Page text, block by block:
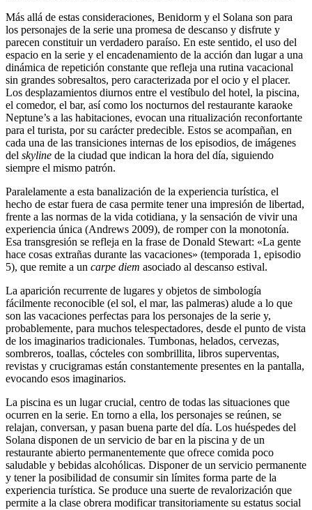
Más allá de estas consideraciones, Benidorm y el Solana son para
los personajes de la serie una promesa de descanso y disfrute y
parecen constituir un verdadero paraíso. En este sentido, el uso del
espacio en la serie y el encadenamiento de la acción dan lugar a una
dinámica de repetición constante que refleja una rutina vacacional
sin grandes sobresaltos, pero caracterizada por el ocio y el placer.
Los desplazamientos diurnos entre el vestíbulo del hotel, la piscina,
el comedor, el bar, así como los nocturnos del restaurante karaoke
Neptune’s a las habitaciones, evocan una ritualización reconfortante
para el turista, por su carácter predecible. Estos se acompañan, en
cada una de las transiciones internas de los episodios, de imágenes
del skyline de la ciudad que indican la hora del día, siguiendo
siempre el mismo patrón.
Paralelamente a esta banalización de la experiencia turística, el
hecho de estar fuera de casa permite tener una impresión de libertad,
frente a las normas de la vida cotidiana, y la sensación de vivir una
experiencia única (Andrews 2009), de romper con la monotonía.
Esa transgresión se refleja en la frase de Donald Stewart: «La gente
hace cosas extrañas durante las vacaciones» (temporada 1, episodio
5), que remite a un carpe diem asociado al descanso estival.
La aparición recurrente de lugares y objetos de simbología
fácilmente reconocible (el sol, el mar, las palmeras) alude a lo que
son las vacaciones perfectas para los personajes de la serie y,
probablemente, para muchos telespectadores, desde el punto de vista
de los imaginarios tradicionales. Tumbonas, helados, cervezas,
sombreros, toallas, cócteles con sombrillita, libros superventas,
revistas y crucigramas están constantemente presentes en la pantalla,
evocando esos imaginarios.
La piscina es un lugar crucial, centro de todas las situaciones que
ocurren en la serie. En torno a ella, los personajes se reúnen, se
relajan, conversan, y pasan buena parte del día. Los huéspedes del
Solana disponen de un servicio de bar en la piscina y de un
restaurante abierto permanentemente que ofrece comida poco
saludable y bebidas alcohólicas. Disponer de un servicio permanente
y tener la posibilidad de consumir sin límites forma parte de la
experiencia turística. Se produce una suerte de revalorización que
permite a la clase obrera modificar transitoriamente su estatus social